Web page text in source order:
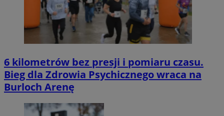
6 kilometrów bez presji i pomiaru czasu.
Bieg dla Zdrowia Psychicznego wraca na
Burloch Arenę